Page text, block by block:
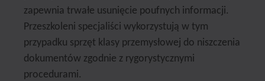
zapewnia trwałe usunięcie poufnych informacji.
Przeszkoleni specjaliści wykorzystują w tym
przypadku sprzęt klasy przemysłowej do niszczenia
dokumentów zgodnie z rygorystycznymi
procedurami.